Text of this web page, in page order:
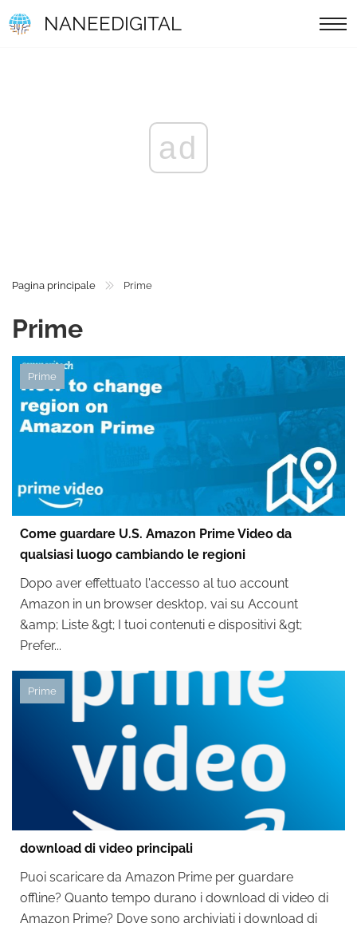
NANEEDIGITAL
ad
Pagina principale Prime
Prime
Prime
Come guardare U.S. Amazon Prime Video da
qualsiasi luogo cambiando le regioni
Dopo aver effettuato l'accesso al tuo account
Amazon in un browser desktop, vai su Account
&amp; Liste &gt; I tuoi contenuti e dispositivi &gt;
Prefer...
Prime
download di video principali
Puoi scaricare da Amazon Prime per guardare
offline? Quanto tempo durano i download di video di
Amazon Prime? Dove sono archiviati i download di